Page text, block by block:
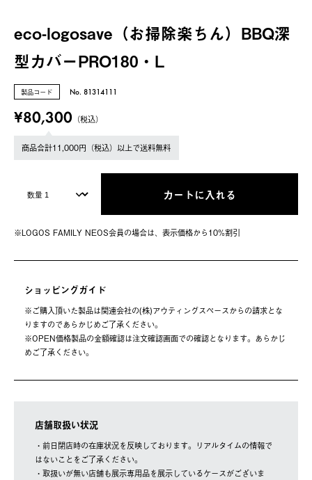
eco-logosave（お掃除楽ちん）BBQ深
型カバーPRO180・L
製品コード No. 81314111
¥80,300 （税込）
商品合計11,000円（税込）以上で送料無料
カートに入れる
※LOGOS FAMILY NEOS会員の場合は、表⽰価格から10%割引
ショッピングガイド
※ご購⼊頂いた製品は関連会社の(株)アウティングスペースからの請求とな
りますのであらかじめご了承ください。
※OPEN価格製品の⾦額確認は注⽂確認画⾯での確認となります。あらかじ
めご了承ください。
店舗取扱い状況
・前日閉店時の在庫状況を反映しております。リアルタイムの情報で
はないことをご了承ください。
・取扱いが無い店舗も展示専用品を展示しているケースがございま